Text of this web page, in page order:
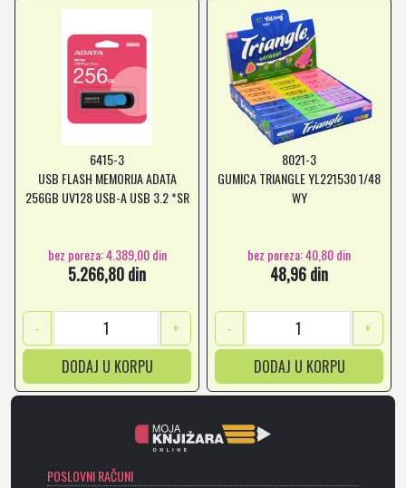
6415-3
USB FLASH MEMORIJA ADATA
256GB UV128 USB-A USB 3.2 *SR
bez poreza: 4.389,00 din
5.266,80 din
-
+
DODAJ U KORPU
8021-3
GUMICA TRIANGLE YL221530 1/48
WY
bez poreza: 40,80 din
48,96 din
-
+
DODAJ U KORPU
POSLOVNI RAČUNI